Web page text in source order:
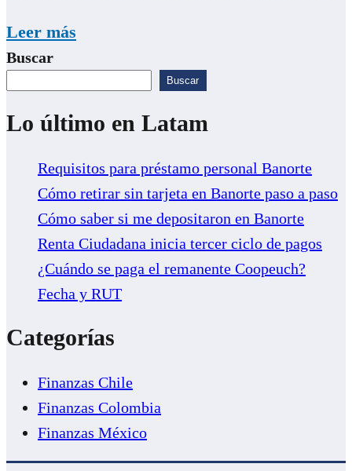
Leer más
Buscar
Buscar
Lo último en Latam
Requisitos para préstamo personal Banorte
Cómo retirar sin tarjeta en Banorte paso a paso
Cómo saber si me depositaron en Banorte
Renta Ciudadana inicia tercer ciclo de pagos
¿Cuándo se paga el remanente Coopeuch?
Fecha y RUT
Categorías
Finanzas Chile
Finanzas Colombia
Finanzas México